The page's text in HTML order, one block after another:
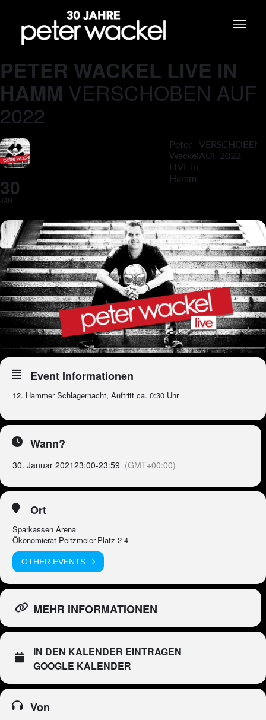
PETER WACKEL LIVE IN
HAMM VERSCHOBEN AUF
2022
30
JAN
Peter
Wackel
LIVE in
Hamm
VERSCHOBEN
AUF 2022
Event Informationen
12. Hammer Schlagernacht, Auftritt ca. 0:30 Uhr
Wann?
30. Januar 202123:00-23:59 (GMT+00:00)
Ort
Sparkassen Arena
Ökonomierat-Peitzmeier-Platz 2-4
OTHER EVENTS
MEHR INFORMATIONEN
IN DEN KALENDER EINTRAGEN
GOOGLE KALENDER
Von